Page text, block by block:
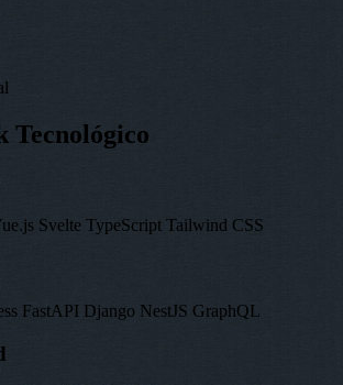
Tecnológico
Svelte TypeScript Tailwind CSS
FastAPI Django NestJS GraphQL